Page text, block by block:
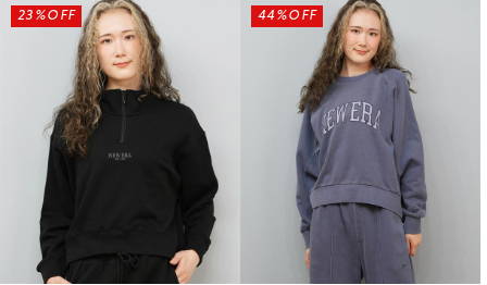
23%OFF 44%OFF